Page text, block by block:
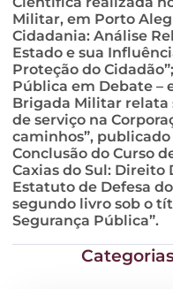
Militar, em Porto
Cidadania: Análise
Estado e sua
Proteção do
Pública em Debate –
Brigada Militar relata
de serviço na
caminhos”,
Conclusão do Curso
Caxias do Sul: Direito
Estatuto de Defesa
segundo livro sob o
Segurança Pública”.